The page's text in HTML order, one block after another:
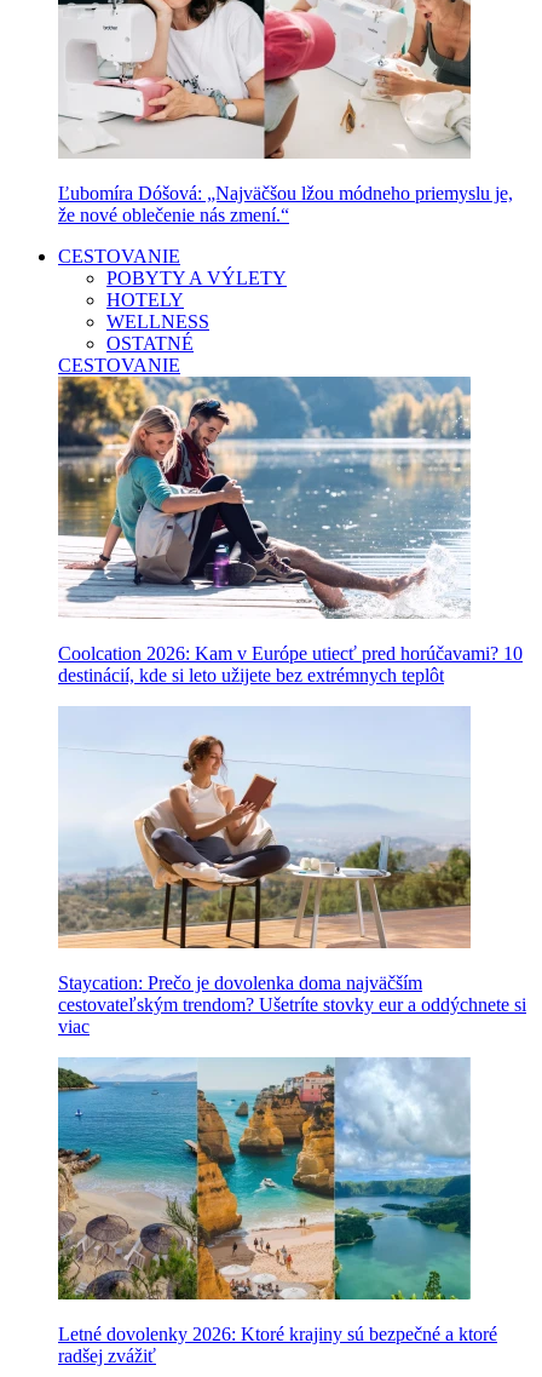
Ľubomíra Dóšová: „Najväčšou lžou módneho priemyslu je,
že nové oblečenie nás zmení.“
CESTOVANIE
POBYTY A VÝLETY
HOTELY
WELLNESS
OSTATNÉ
CESTOVANIE
Coolcation 2026: Kam v Európe utiecť pred horúčavami? 10
destinácií, kde si leto užijete bez extrémnych teplôt
Staycation: Prečo je dovolenka doma najväčším
cestovateľským trendom? Ušetríte stovky eur a oddýchnete si
viac
Letné dovolenky 2026: Ktoré krajiny sú bezpečné a ktoré
radšej zvážiť